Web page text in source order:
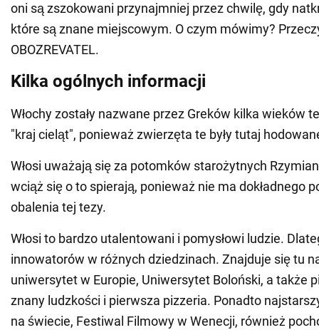
oni są zszokowani przynajmniej przez chwilę, gdy
które są znane miejscowym. O czym mówimy?
OBOZREVATEL.
Kilka ogólnych informacji
Włochy zostały nazwane przez Greków kilka wieków
"kraj cieląt", ponieważ zwierzęta te były tutaj
Włosi uważają się za potomków starożytnych
wciąż się o to spierają, ponieważ nie ma dokładnego
obalenia tej tezy.
Włosi to bardzo utalentowani i pomysłowi ludzie.
innowatorów w różnych dziedzinach. Znajduje się tu
uniwersytet w Europie, Uniwersytet Boloński, a także
znany ludzkości i pierwsza pizzeria. Ponadto
na świecie, Festiwal Filmowy w Wenecji, również